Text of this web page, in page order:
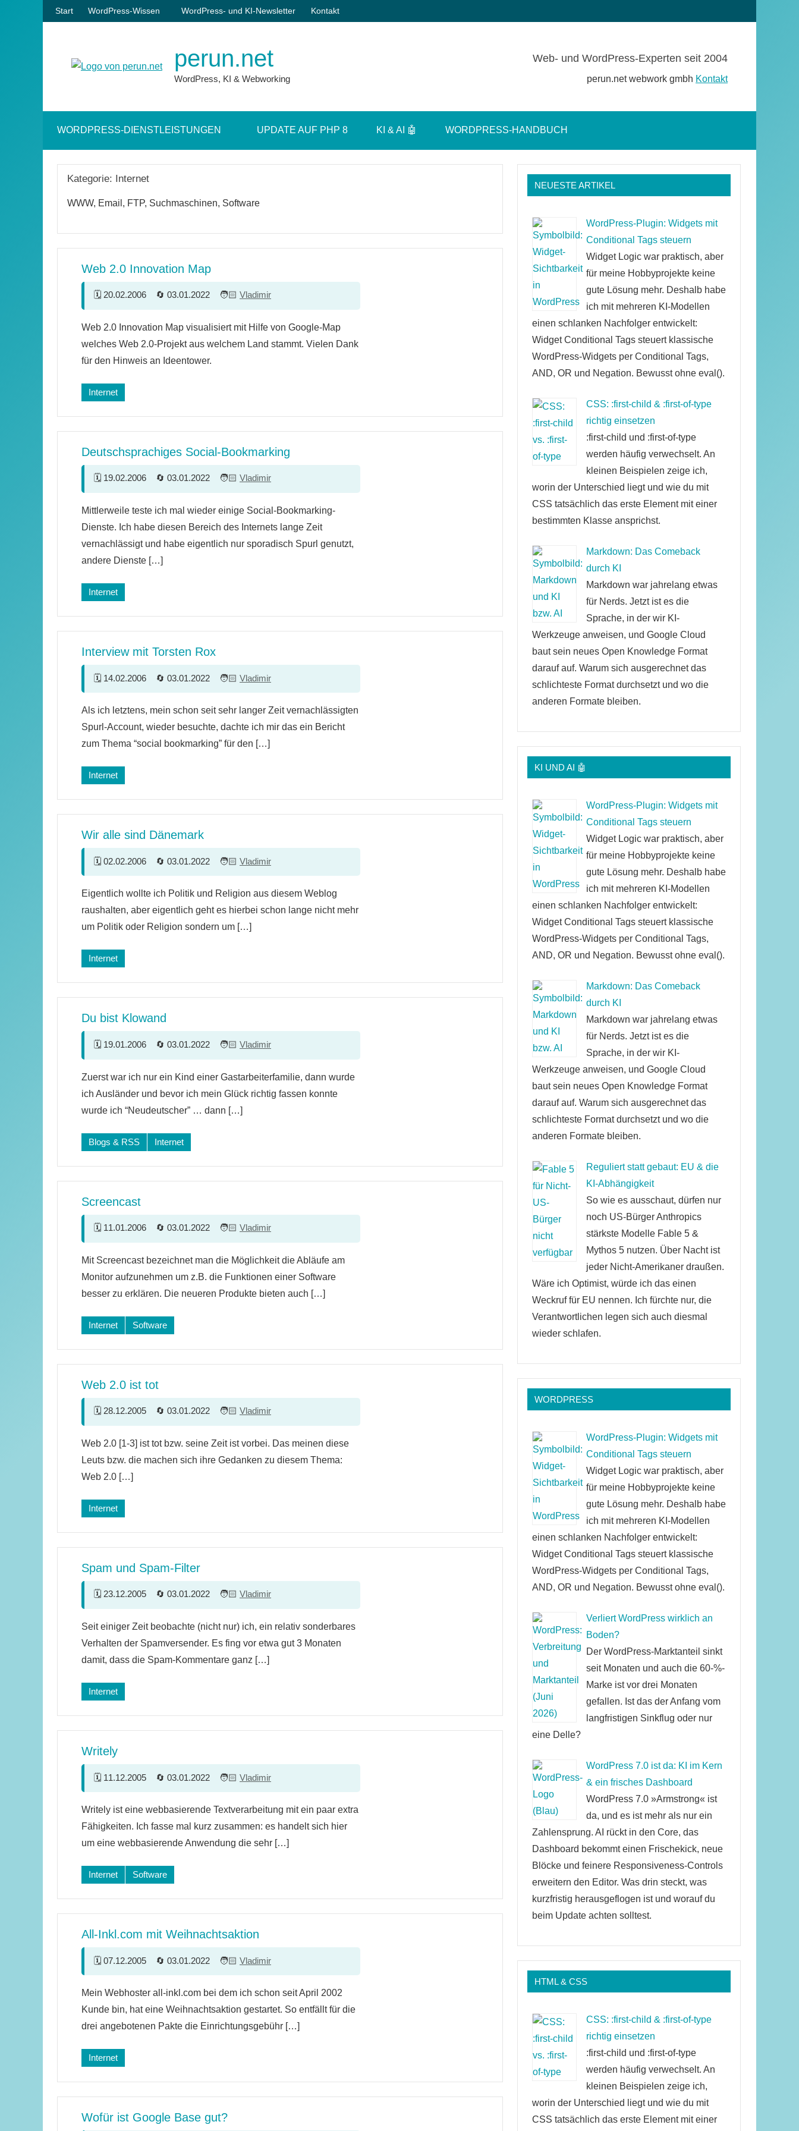
Zum
Inhalt
Start WordPress-Wissen WordPress- und KI-Newsletter Kontakt
perun.net
WordPress, KI & Webworking
Web- und WordPress-Experten seit 2004
perun.net webwork gmbh Kontakt
öffnen
WORDPRESS-DIENSTLEISTUNGEN UPDATE AUF PHP 8 KI & AI 🤖 WORDPRESS-HANDBUCH
Kategorie: Internet
WWW, Email, FTP, Suchmaschinen, Software
Web 2.0 Innovation Map
20.02.2006 03.01.2022 Vladimir
Kommentar
Web 2.0 Innovation Map visualisiert mit Hilfe von Google-Map
welches Web 2.0-Projekt aus welchem Land stammt. Vielen Dank
für den Hinweis an Ideentower.
Internet
Deutschsprachiges Social-Bookmarking
19.02.2006 03.01.2022 Vladimir
Kommentare
Mittlerweile teste ich mal wieder einige Social-Bookmarking-
Dienste. Ich habe diesen Bereich des Internets lange Zeit
vernachlässigt und habe eigentlich nur sporadisch Spurl genutzt,
andere Dienste […]
Internet
Interview mit Torsten Rox
14.02.2006 03.01.2022 Vladimir
Kommentare
Als ich letztens, mein schon seit sehr langer Zeit vernachlässigten
Spurl-Account, wieder besuchte, dachte ich mir das ein Bericht
zum Thema “social bookmarking” für den […]
Internet
Wir alle sind Dänemark
02.02.2006 03.01.2022 Vladimir
Kommentare
Eigentlich wollte ich Politik und Religion aus diesem Weblog
raushalten, aber eigentlich geht es hierbei schon lange nicht mehr
um Politik oder Religion sondern um […]
Internet
Du bist Klowand
19.01.2006 03.01.2022 Vladimir
Kommentare
Zuerst war ich nur ein Kind einer Gastarbeiterfamilie, dann wurde
ich Ausländer und bevor ich mein Glück richtig fassen konnte
wurde ich “Neudeutscher” … dann […]
Blogs & RSS Internet
Screencast
11.01.2006 03.01.2022 Vladimir
Kommentare
Mit Screencast bezeichnet man die Möglichkeit die Abläufe am
Monitor aufzunehmen um z.B. die Funktionen einer Software
besser zu erklären. Die neueren Produkte bieten auch […]
Internet Software
Web 2.0 ist tot
28.12.2005 03.01.2022 Vladimir
Kommentare
Web 2.0 [1-3] ist tot bzw. seine Zeit ist vorbei. Das meinen diese
Leuts bzw. die machen sich ihre Gedanken zu diesem Thema:
Web 2.0 […]
Internet
Spam und Spam-Filter
23.12.2005 03.01.2022 Vladimir
Kommentare
Seit einiger Zeit beobachte (nicht nur) ich, ein relativ sonderbares
Verhalten der Spamversender. Es fing vor etwa gut 3 Monaten
damit, dass die Spam-Kommentare ganz […]
Internet
Writely
11.12.2005 03.01.2022 Vladimir
Kommentare
Writely ist eine webbasierende Textverarbeitung mit ein paar extra
Fähigkeiten. Ich fasse mal kurz zusammen: es handelt sich hier
um eine webbasierende Anwendung die sehr […]
Internet Software
All-Inkl.com mit Weihnachtsaktion
07.12.2005 03.01.2022 Vladimir
Kommentare
Mein Webhoster all-inkl.com bei dem ich schon seit April 2002
Kunde bin, hat eine Weihnachtsaktion gestartet. So entfällt für die
drei angebotenen Pakte die Einrichtungsgebühr […]
Internet
Wofür ist Google Base gut?
NEUESTE ARTIKEL
WordPress-Plugin: Widgets mit
Conditional Tags steuern
Widget Logic war praktisch, aber
für meine Hobbyprojekte keine
gute Lösung mehr. Deshalb habe
ich mit mehreren KI-Modellen
einen schlanken Nachfolger entwickelt:
Widget Conditional Tags steuert klassische
WordPress-Widgets per Conditional Tags,
AND, OR und Negation. Bewusst ohne eval().
CSS: :first-child & :first-of-type
richtig einsetzen
:first-child und :first-of-type
werden häufig verwechselt. An
kleinen Beispielen zeige ich,
worin der Unterschied liegt und wie du mit
CSS tatsächlich das erste Element mit einer
bestimmten Klasse ansprichst.
Markdown: Das Comeback
durch KI
Markdown war jahrelang etwas
für Nerds. Jetzt ist es die
Sprache, in der wir KI-
Werkzeuge anweisen, und Google Cloud
baut sein neues Open Knowledge Format
darauf auf. Warum sich ausgerechnet das
schlichteste Format durchsetzt und wo die
anderen Formate bleiben.
KI UND AI 🤖
WordPress-Plugin: Widgets mit
Conditional Tags steuern
Widget Logic war praktisch, aber
für meine Hobbyprojekte keine
gute Lösung mehr. Deshalb habe
ich mit mehreren KI-Modellen
einen schlanken Nachfolger entwickelt:
Widget Conditional Tags steuert klassische
WordPress-Widgets per Conditional Tags,
AND, OR und Negation. Bewusst ohne eval().
Markdown: Das Comeback
durch KI
Markdown war jahrelang etwas
für Nerds. Jetzt ist es die
Sprache, in der wir KI-
Werkzeuge anweisen, und Google Cloud
baut sein neues Open Knowledge Format
darauf auf. Warum sich ausgerechnet das
schlichteste Format durchsetzt und wo die
anderen Formate bleiben.
Reguliert statt gebaut: EU & die
KI-Abhängigkeit
So wie es ausschaut, dürfen nur
noch US-Bürger Anthropics
stärkste Modelle Fable 5 &
Mythos 5 nutzen. Über Nacht ist
jeder Nicht-Amerikaner draußen.
Wäre ich Optimist, würde ich das einen
Weckruf für EU nennen. Ich fürchte nur, die
Verantwortlichen legen sich auch diesmal
wieder schlafen.
WORDPRESS
WordPress-Plugin: Widgets mit
Conditional Tags steuern
Widget Logic war praktisch, aber
für meine Hobbyprojekte keine
gute Lösung mehr. Deshalb habe
ich mit mehreren KI-Modellen
einen schlanken Nachfolger entwickelt:
Widget Conditional Tags steuert klassische
WordPress-Widgets per Conditional Tags,
AND, OR und Negation. Bewusst ohne eval().
Verliert WordPress wirklich an
Boden?
Der WordPress-Marktanteil sinkt
seit Monaten und auch die 60-%-
Marke ist vor drei Monaten
gefallen. Ist das der Anfang vom
langfristigen Sinkflug oder nur
eine Delle?
WordPress 7.0 ist da: KI im Kern
& ein frisches Dashboard
WordPress 7.0 »Armstrong« ist
da, und es ist mehr als nur ein
Zahlensprung. AI rückt in den Core, das
Dashboard bekommt einen Frischekick, neue
Blöcke und feinere Responsiveness-Controls
erweitern den Editor. Was drin steckt, was
kurzfristig herausgeflogen ist und worauf du
beim Update achten solltest.
HTML & CSS
CSS: :first-child & :first-of-type
richtig einsetzen
:first-child und :first-of-type
werden häufig verwechselt. An
kleinen Beispielen zeige ich,
worin der Unterschied liegt und wie du mit
CSS tatsächlich das erste Element mit einer